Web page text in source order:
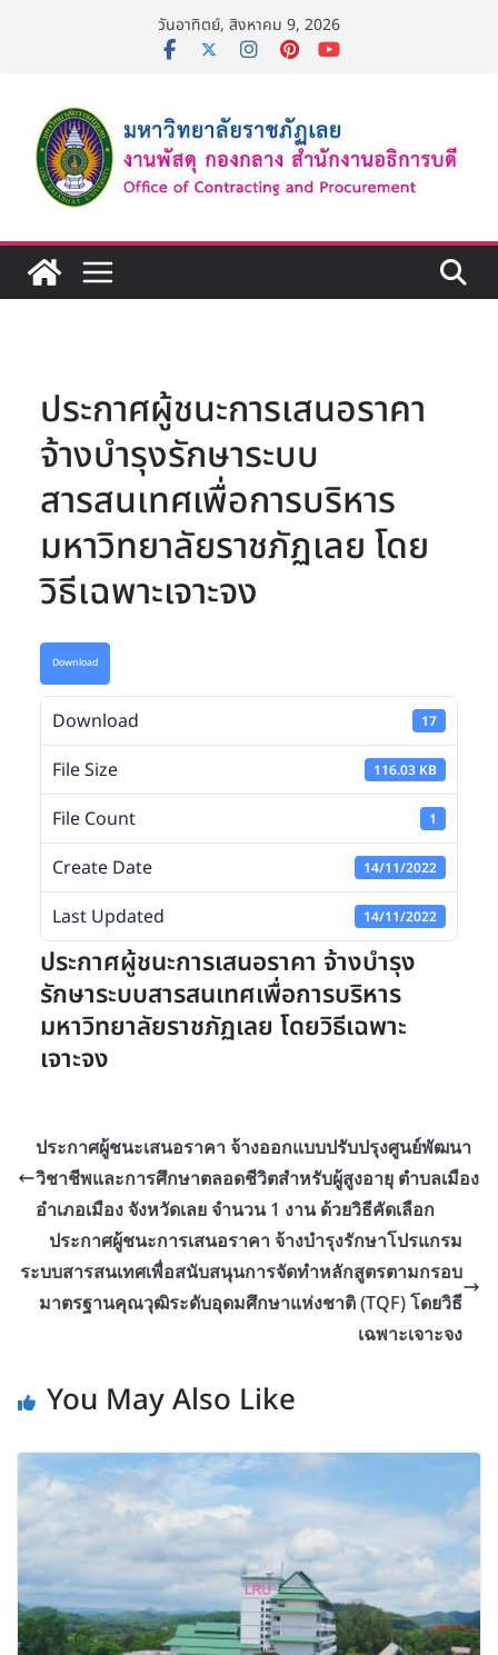
วันอาทิตย์, สิงหาคม 9, 2026
ประกาศผู้ชนะการเสนอราคา
จ้างบำรุงรักษาระบบ
สารสนเทศเพื่อการบริหาร
มหาวิทยาลัยราชภัฏเลย โดย
วิธีเฉพาะเจาะจง
Download
Download 17
File Size 116.03 KB
File Count 1
Create Date 14/11/2022
Last Updated 14/11/2022
ประกาศผู้ชนะการเสนอราคา จ้างบำรุง
รักษาระบบสารสนเทศเพื่อการบริหาร
มหาวิทยาลัยราชภัฏเลย โดยวิธีเฉพาะ
เจาะจง
ประกาศผู้ชนะเสนอราคา จ้างออกแบบปรับปรุงศูนย์พัฒนา
วิชาชีพและการศึกษาตลอดชีวิตสำหรับผู้สูงอายุ ตำบลเมือง
อำเภอเมือง จังหวัดเลย จำนวน 1 งาน ด้วยวิธีคัดเลือก
ประกาศผู้ชนะการเสนอราคา จ้างบำรุงรักษาโปรแกรม
ระบบสารสนเทศเพื่อสนับสนุนการจัดทำหลักสูตรตามกรอบ
มาตรฐานคุณวุฒิระดับอุดมศึกษาแห่งชาติ (TQF) โดยวิธี
เฉพาะเจาะจง
You May Also Like